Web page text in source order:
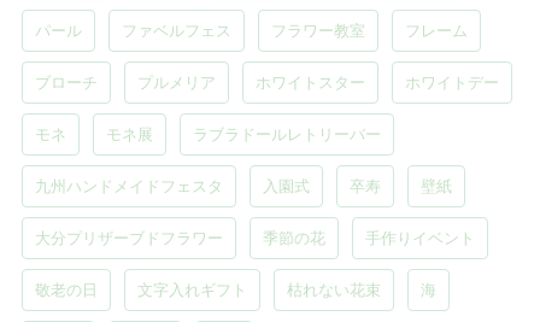
パール ファベルフェス フラワー教室 フレーム
ブローチ プルメリア ホワイトスター ホワイトデー
モネ モネ展 ラブラドールレトリーバー
九州ハンドメイドフェスタ 入園式 卒寿 壁紙
大分プリザーブドフラワー 季節の花 手作りイベント
敬老の日 文字入れギフト 枯れない花束 海